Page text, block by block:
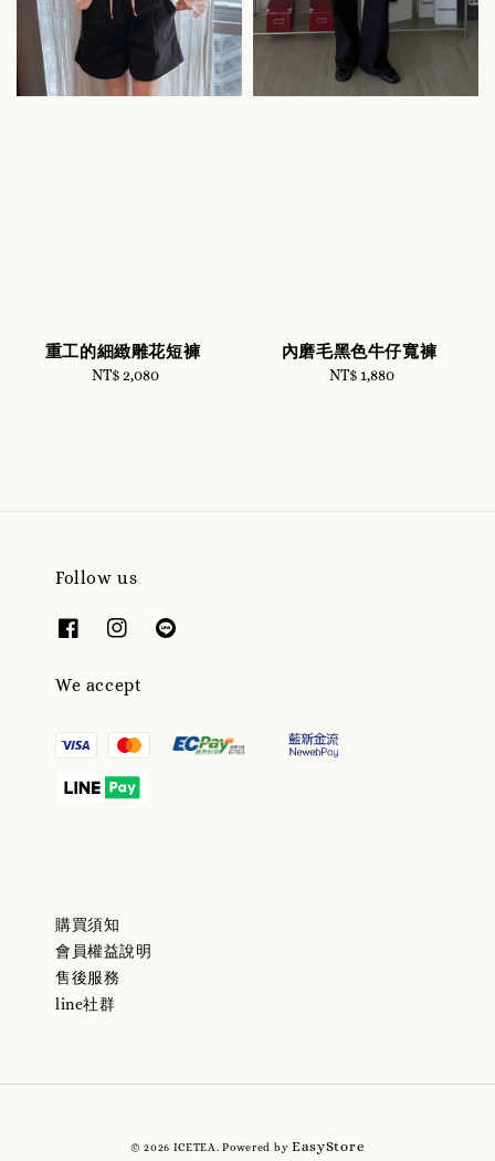
重工的細緻雕花短褲
Regular
NT$ 2,080
內磨毛黑色牛仔寬褲
Regular
NT$ 1,880
Follow us
We accept
購買須知
會員權益說明
售後服務
line社群
© 2026 ICETEA. Powered by EasyStore